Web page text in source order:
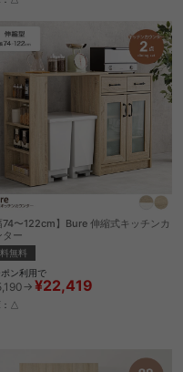
74〜122cm】Bure 伸縮式キッチンカ
ター
無料
ン利用で
¥22,419
：△